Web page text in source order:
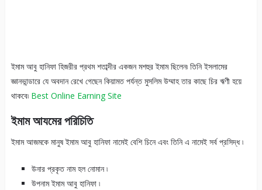
ইমাম আবু হানিফা হিজরীর প্রথম শতাব্দীর একজন মশহুর ইমাম ছিলেন৷ তিনি ইসলামের
জ্ঞানভান্ডারে যে অবদান রেখে গেছেন কিয়ামত পর্যন্ত মুসলিম উম্মাহ তার কাছে চির ঋণী হয়ে
থাকবে৷ Best Online Earning Site
ইমাম আযমের পরিচিতি
ইমাম আজমকে মানুষ ইমাম আবু হানিফা নামেই বেশি চিনে এবং তিনি এ নামেই সর্ব প্রসিদ্ধ ৷
উনার প্রকৃত নাম হল নোমান ৷
উপনাম ইমাম আবু হানিফা ৷